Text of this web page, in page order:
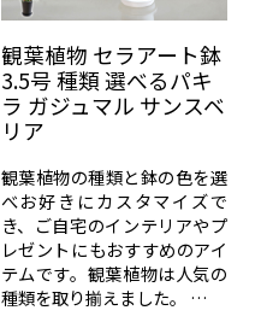
観葉植物 セラアート鉢
3.5号 種類 選べるパキ
ラ ガジュマル サンスベ
リア
観葉植物の種類と鉢の色を選
べお好きにカスタマイズで
き、ご自宅のインテリアやプ
レゼントにもおすすめのアイ
テムです。観葉植物は人気の
種類を取り揃えました。 …